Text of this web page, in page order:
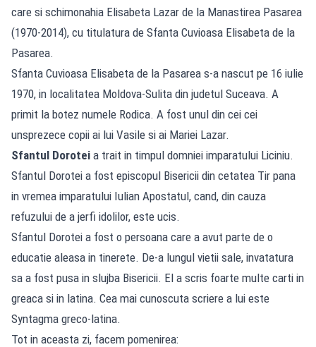
care si schimonahia Elisabeta Lazar de la Manastirea Pasarea
(1970-2014), cu titulatura de Sfanta Cuvioasa Elisabeta de la
Pasarea.
Sfanta Cuvioasa Elisabeta de la Pasarea s-a nascut pe 16 iulie
1970, in localitatea Moldova-Sulita din judetul Suceava. A
primit la botez numele Rodica. A fost unul din cei cei
unsprezece copii ai lui Vasile si ai Mariei Lazar.
Sfantul Dorotei a trait in timpul domniei imparatului Liciniu.
Sfantul Dorotei a fost episcopul Bisericii din cetatea Tir pana
in vremea imparatului Iulian Apostatul, cand, din cauza
refuzului de a jerfi idolilor, este ucis.
Sfantul Dorotei a fost o persoana care a avut parte de o
educatie aleasa in tinerete. De-a lungul vietii sale, invatatura
sa a fost pusa in slujba Bisericii. El a scris foarte multe carti in
greaca si in latina. Cea mai cunoscuta scriere a lui este
Syntagma greco-latina.
Tot in aceasta zi, facem pomenirea: